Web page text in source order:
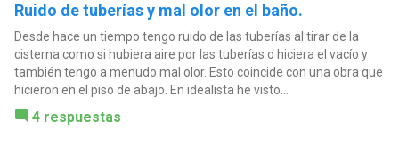
Ruido de tuberías y mal olor en el baño.
Desde hace un tiempo tengo ruido de las tuberías al tirar de la
cisterna como si hubiera aire por las tuberías o hiciera el vacío y
también tengo a menudo mal olor. Esto coincide con una obra que
hicieron en el piso de abajo. En idealista he visto...
4 respuestas